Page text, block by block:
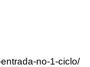
no-1-ciclo/